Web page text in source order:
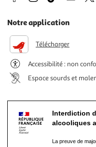
Notre application
Télécharger
Accessibilité : non
Espace sourds et
Interdiction
alcooliques
La preuve de